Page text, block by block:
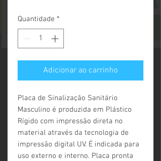
Quantidade *
Adicionar ao carrinho
Placa de Sinalização Sanitário
Masculino é produzida em Plástico
Rígido com impressão direta no
material através da tecnologia de
impressão digital UV. É indicada para
uso externo e interno. Placa pronta